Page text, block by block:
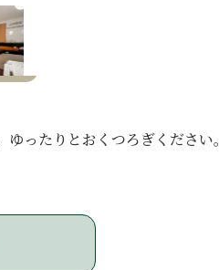
ゆったりとおくつろぎください。